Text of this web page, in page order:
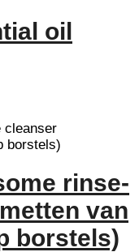
oil
rinse-
van
borstels)